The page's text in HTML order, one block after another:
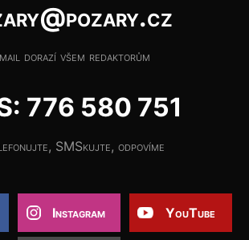
dorazí všem redaktorům
776 580 751
SMSkujte, odpovíme
Instagram YouTube